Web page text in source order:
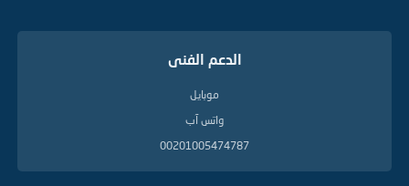
الدعم الفنى
موبايل
واتس آب
00201005474787